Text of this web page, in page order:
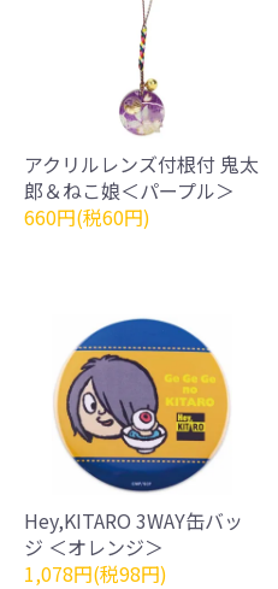
アクリルレンズ付根付 鬼太
郎＆ねこ娘＜パープル＞
660円(税60円)
Hey,KITARO 3WAY缶バッ
ジ ＜オレンジ＞
1,078円(税98円)